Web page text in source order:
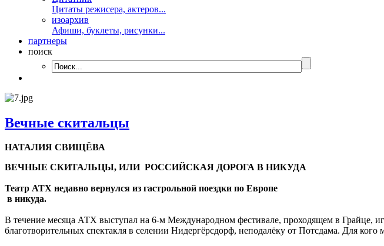
Цитаты режисера, актеров...
изоархив
Афиши, буклеты, рисунки...
партнеры
поиск
Вечные скитальцы
НАТАЛИЯ СВИЩЁВА
ВЕЧНЫЕ СКИТАЛЬЦЫ, ИЛИ РОССИЙСКАЯ ДОРОГА В НИКУДА
Театр АТХ недавно вернулся из гастрольной поездки по Европе
в никуда.
В течение месяца АТХ выступал на 6-м Международном фестивале, проходящем в Грайце,
благотворительных спектакля в селении Нидергёрсдорф, неподалёку от Потсдама. Для